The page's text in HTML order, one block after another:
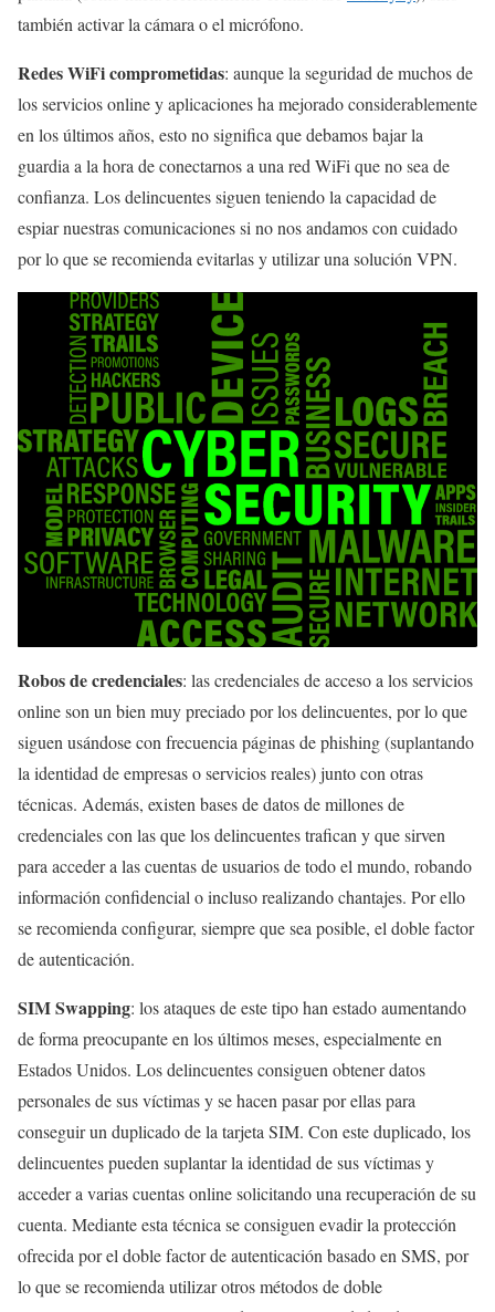
también activar la cámara o el micrófono.
Redes WiFi comprometidas: aunque la seguridad de muchos de
los servicios online y aplicaciones ha mejorado considerablemente
en los últimos años, esto no significa que debamos bajar la
guardia a la hora de conectarnos a una red WiFi que no sea de
confianza. Los delincuentes siguen teniendo la capacidad de
espiar nuestras comunicaciones si no nos andamos con cuidado
por lo que se recomienda evitarlas y utilizar una solución VPN.
Robos de credenciales: las credenciales de acceso a los servicios
online son un bien muy preciado por los delincuentes, por lo que
siguen usándose con frecuencia páginas de phishing (suplantando
la identidad de empresas o servicios reales) junto con otras
técnicas. Además, existen bases de datos de millones de
credenciales con las que los delincuentes trafican y que sirven
para acceder a las cuentas de usuarios de todo el mundo, robando
información confidencial o incluso realizando chantajes. Por ello
se recomienda configurar, siempre que sea posible, el doble factor
de autenticación.
SIM Swapping: los ataques de este tipo han estado aumentando
de forma preocupante en los últimos meses, especialmente en
Estados Unidos. Los delincuentes consiguen obtener datos
personales de sus víctimas y se hacen pasar por ellas para
conseguir un duplicado de la tarjeta SIM. Con este duplicado, los
delincuentes pueden suplantar la identidad de sus víctimas y
acceder a varias cuentas online solicitando una recuperación de su
cuenta. Mediante esta técnica se consiguen evadir la protección
ofrecida por el doble factor de autenticación basado en SMS, por
lo que se recomienda utilizar otros métodos de doble